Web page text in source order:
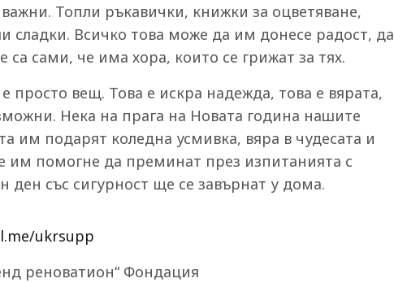
Топли ръкавички, книжки за оцветяване,
сладки. Всичко това може да им донесе радост, да
сами, че има хора, които се грижат за тях.
просто вещ. Това е искра надежда, това е вярата,
Нека на прага на Новата година нашите
им подарят коледна усмивка, вяра в чудесата и
им помогне да преминат през изпитанията с
ден със сигурност ще се завърнат у дома.
ukrsupp
реноватион“ Фондация